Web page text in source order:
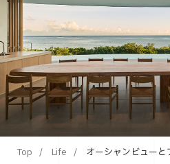
Top Life オーシャンビュー